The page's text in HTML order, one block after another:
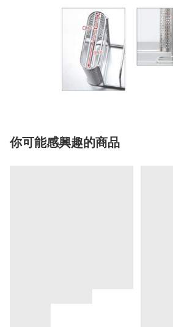
你可能感興趣的商品